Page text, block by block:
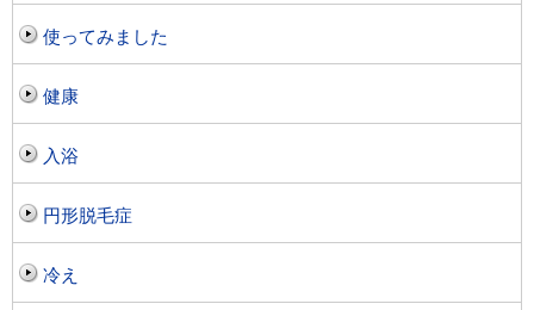
使ってみました
健康
入浴
円形脱毛症
冷え